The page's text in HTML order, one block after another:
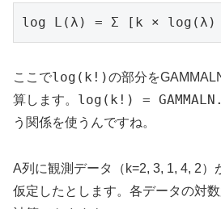
log L(λ) = Σ [k ×
ここでlog(k!)の部分を
算します。 log(k!) =
う関係を使うんですね。
A列に観測データ（k=2, 3, 1, 4, 2）
仮定したとします。各データの対